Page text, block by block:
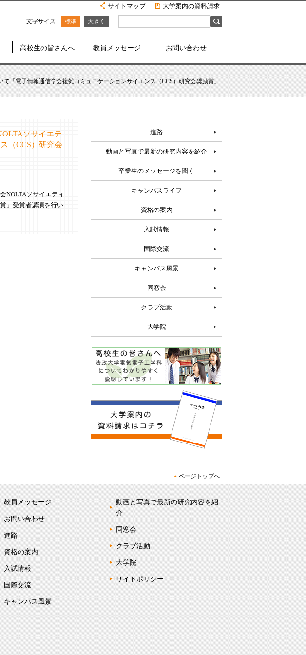
サイトマップ 大学案内の資料請求
文字サイズ 標準 大きく
高校生の皆さんへ 教員メッセージ お問い合わせ
「電子情報通信学会複雑コミュニケーションサイエンス（CCS）研究会奨励賞」
ソサイエテ
（CCS）研究会
NOLTAソサイエティ
」受賞者講演を行い
進路
動画と写真で最新の研究内容を紹介
卒業生のメッセージを聞く
キャンパスライフ
資格の案内
入試情報
国際交流
キャンパス風景
同窓会
クラブ活動
大学院
ページトップへ
教員メッセージ
お問い合わせ
進路
資格の案内
入試情報
国際交流
キャンパス風景
動画と写真で最新の研究内容を紹
介
同窓会
クラブ活動
大学院
サイトポリシー